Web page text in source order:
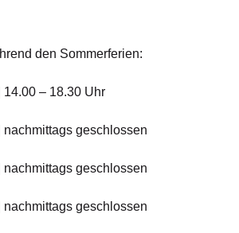
den Sommerferien:
14.00 – 18.30 Uhr
nachmittags geschlossen
nachmittags geschlossen
nachmittags geschlossen